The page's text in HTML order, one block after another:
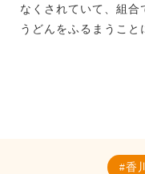
なくされていて、組
うどんをふるまうこと
香